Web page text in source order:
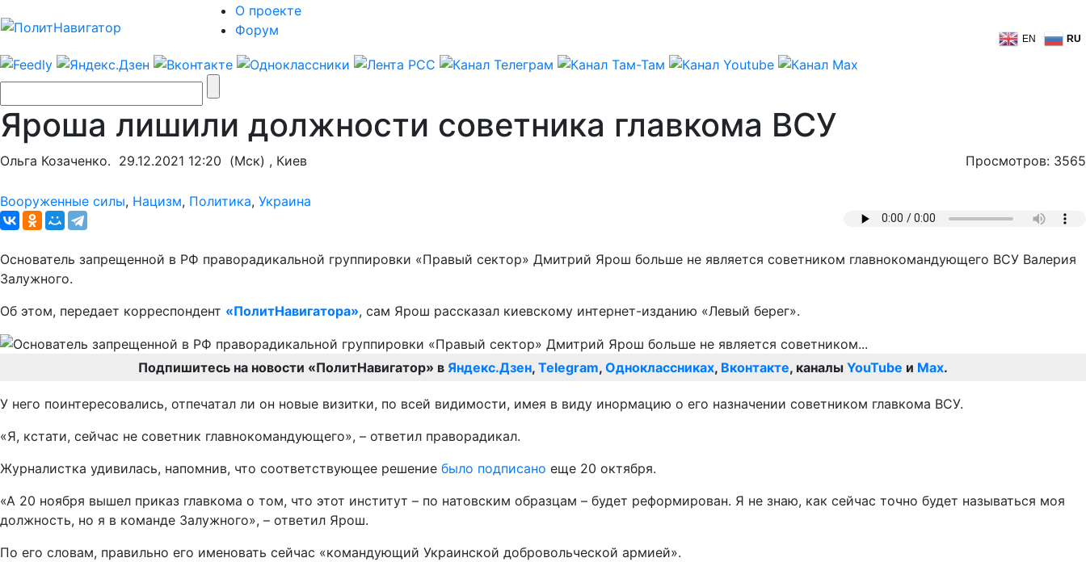
О проекте
Форум
EN RU
Яроша лишили должности советника главкома ВСУ
Ольга Козаченко. 29.12.2021 12:20 (Мск) , Киев Просмотров: 3565
Вооруженные силы, Нацизм, Политика, Украина
Основатель запрещенной в РФ праворадикальной группировки «Правый сектор» Дмитрий Ярош больше не является советником главнокомандующего ВСУ Валерия
Залужного.
Об этом, передает корреспондент «ПолитНавигатора», сам Ярош рассказал киевскому интернет-изданию «Левый берег».
Подпишитесь на новости «ПолитНавигатор» в Яндекс.Дзен, Telegram, Одноклассниках, Вконтакте, каналы YouTube и Max.
У него поинтересовались, отпечатал ли он новые визитки, по всей видимости, имея в виду инормацию о его назначении советником главкома ВСУ.
«Я, кстати, сейчас не советник главнокомандующего», – ответил праворадикал.
Журналистка удивилась, напомнив, что соответствующее решение было подписано еще 20 октября.
«А 20 ноября вышел приказ главкома о том, что этот институт – по натовским образцам – будет реформирован. Я не знаю, как сейчас точно будет называться моя
должность, но я в команде Залужного», – ответил Ярош.
По его словам, правильно его именовать сейчас «командующий Украинской добровольческой армией».